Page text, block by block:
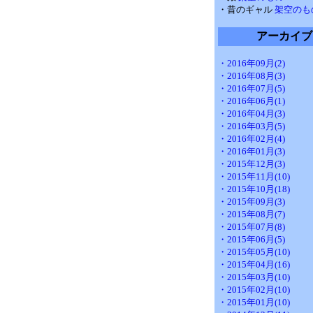
・昔のギャル 架空のも
アーカイブ
・2016年09月(2)
・2016年08月(3)
・2016年07月(5)
・2016年06月(1)
・2016年04月(3)
・2016年03月(5)
・2016年02月(4)
・2016年01月(3)
・2015年12月(3)
・2015年11月(10)
・2015年10月(18)
・2015年09月(3)
・2015年08月(7)
・2015年07月(8)
・2015年06月(5)
・2015年05月(10)
・2015年04月(16)
・2015年03月(10)
・2015年02月(10)
・2015年01月(10)